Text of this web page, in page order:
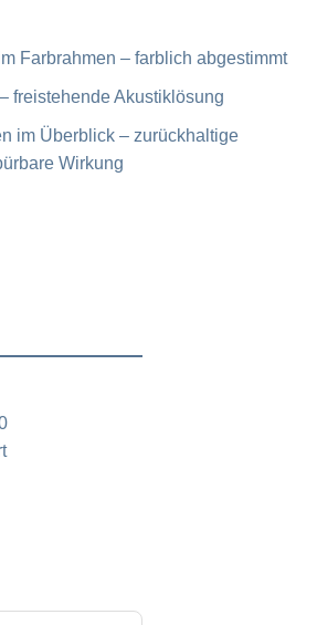
Farbrahmen – farblich abgestimmt
freistehende Akustiklösung
im Überblick – zurückhaltige
Wirkung